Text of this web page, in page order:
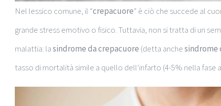
Nel lessico comune, il “crepacuore” è ciò che succede al
grande stress emotivo o fisico. Tuttavia, non si tratta di un
malattia: lasindrome da crepacuore (detta anchesindrome
tasso di mortalità simile a quello dell’infarto (4-5% nella fase